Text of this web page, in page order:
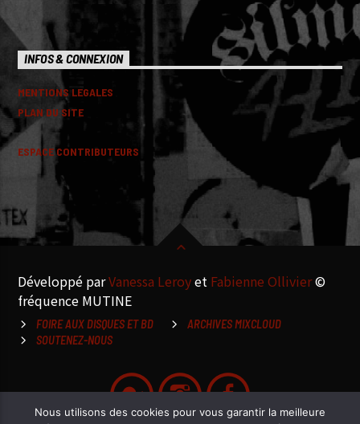
INFOS & CONNEXION
MENTIONS LEGALES
PLAN DU SITE
ESPACE CONTRIBUTEURS
Développé parVanessa Leroyet Fabienne Ollivier©
fréquence MUTINE
FOIRE AUX DISQUES ET BD
ARCHIVES MIXCLOUD
SOUTENEZ-NOUS
Nous utilisons des cookies pour vous garantir la meilleure